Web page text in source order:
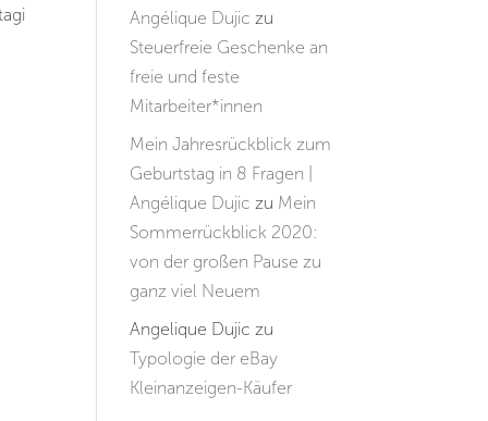
Angélique Dujic zu
Steuerfreie Geschenke an
freie und feste
Mitarbeiter*innen
Mein Jahresrückblick zum
Geburtstag in 8 Fragen |
Angélique Dujic zu Mein
Sommerrückblick 2020:
von der großen Pause zu
ganz viel Neuem
Angelique Dujic zu
Typologie der eBay
Kleinanzeigen-Käufer